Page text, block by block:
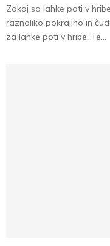
Zakaj so lahke poti v
raznoliko pokrajino in
za lahke poti v hribe. Te...